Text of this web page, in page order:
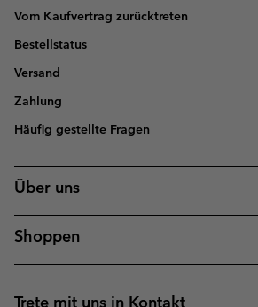
Vom Kaufvertrag zurücktreten
Bestellstatus
Versand
Zahlung
Häufig gestellte Fragen
Über uns
Shoppen
Trete mit uns in Kontakt